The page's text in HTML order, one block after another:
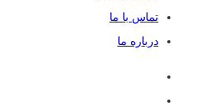
تماس با ما
درباره ما